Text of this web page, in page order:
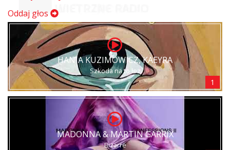
Oddaj głos
HANIA KUZIMOWICZ, KAEYRA
Szkoda na to łez
1
MADONNA & MARTIN GARRIX
Bizarre